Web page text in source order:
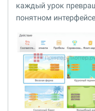
каждый урок
понятном